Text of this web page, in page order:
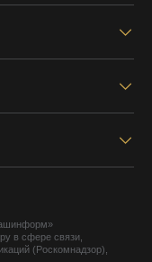
в сфере связи,
(Роскомнадзор),